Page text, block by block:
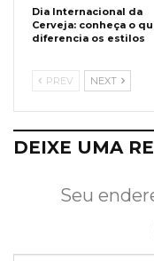
Dia Internacional da
Cerveja: conheça o
diferencia os estilos
PREV NEXT
DEIXE UMA
Seu